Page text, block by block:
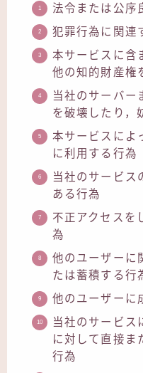
法令または公序
犯罪行為に関連
本サービスに含
他の知的財産権
当社のサーバー
を破壊したり，
本サービスによ
に利用する行為
当社のサービス
ある行為
不正アクセスを
為
他のユーザーに
たは蓄積する行
他のユーザーに
当社のサービス
に対して直接ま
行為